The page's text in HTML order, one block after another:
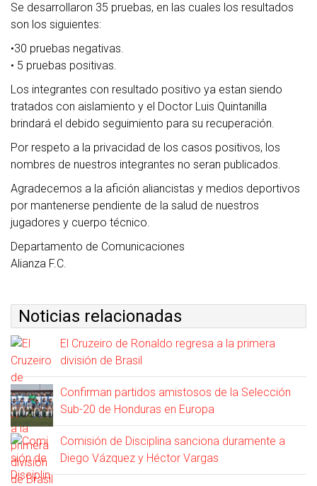
Se desarrollaron 35 pruebas, en las cuales los resultados
son los siguientes:
•30 pruebas negativas.
• 5 pruebas positivas.
Los integrantes con resultado positivo ya estan siendo
tratados con aislamiento y el Doctor Luis Quintanilla
brindará el debido seguimiento para su recuperación.
Por respeto a la privacidad de los casos positivos, los
nombres de nuestros integrantes no seran publicados.
Agradecemos a la afición aliancistas y medios deportivos
por mantenerse pendiente de la salud de nuestros
jugadores y cuerpo técnico.
Departamento de Comunicaciones
Alianza F.C.
Noticias relacionadas
El Cruzeiro de Ronaldo regresa a la primera
división de Brasil
Confirman partidos amistosos de la Selección
Sub-20 de Honduras en Europa
Comisión de Disciplina sanciona duramente a
Diego Vázquez y Héctor Vargas